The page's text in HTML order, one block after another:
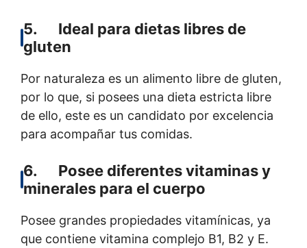
5. Ideal para dietas libres de
gluten
Por naturaleza es un alimento libre de gluten,
por lo que, si posees una dieta estricta libre
de ello, este es un candidato por excelencia
para acompañar tus comidas.
6. Posee diferentes vitaminas y
minerales para el cuerpo
Posee grandes propiedades vitamínicas, ya
que contiene vitamina complejo B1, B2 y E.